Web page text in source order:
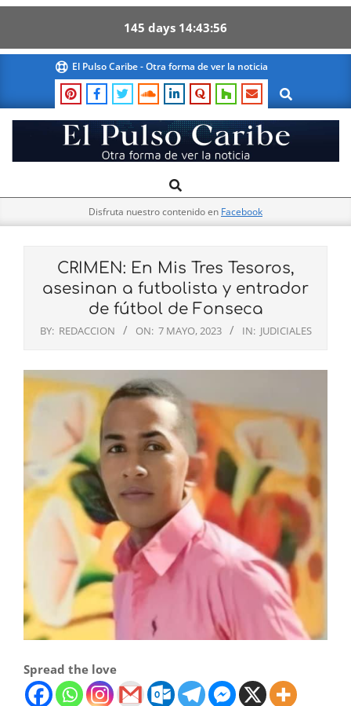
145 days 14 43 55
content
El Pulso Caribe - Otra forma de ver la noticia
Search
El
Pulso
Navigation
Search
Disfruta nuestro contenido en Facebook
CRIMEN: En Mis Tres Tesoros,
asesinan a futbolista y entrador
de fútbol de Fonseca
BY: REDACCION ON: 7 MAYO, 2023 IN: JUDICIALES
Spread the love